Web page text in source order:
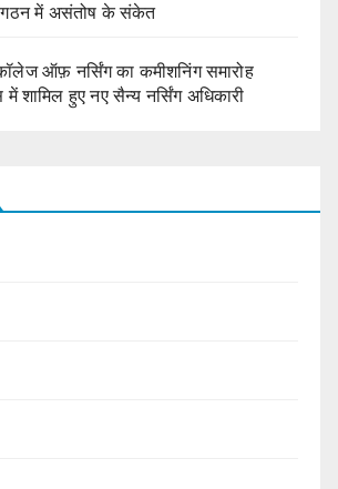
में असंतोष के संकेत
ऑफ़ नर्सिंग का कमीशनिंग समारोह
शामिल हुए नए सैन्य नर्सिंग अधिकारी